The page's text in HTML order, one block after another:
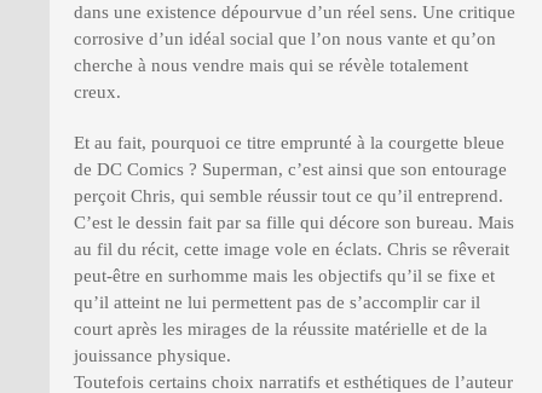
dans une existence dépourvue d’un réel sens. Une critique
corrosive d’un idéal social que l’on nous vante et qu’on
cherche à nous vendre mais qui se révèle totalement
creux.
Et au fait, pourquoi ce titre emprunté à la courgette bleue
de DC Comics ? Superman, c’est ainsi que son entourage
perçoit Chris, qui semble réussir tout ce qu’il entreprend.
C’est le dessin fait par sa fille qui décore son bureau. Mais
au fil du récit, cette image vole en éclats. Chris se rêverait
peut-être en surhomme mais les objectifs qu’il se fixe et
qu’il atteint ne lui permettent pas de s’accomplir car il
court après les mirages de la réussite matérielle et de la
jouissance physique.
Toutefois certains choix narratifs et esthétiques de l’auteur